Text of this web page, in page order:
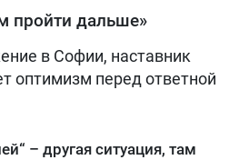
пройти дальше»
в Софии, наставник
оптимизм перед ответной
– другая ситуация, там